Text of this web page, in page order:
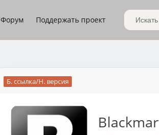
Форум Поддержать проект Поиск
Б. ссылка/Н. версия